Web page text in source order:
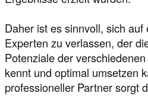
Daher ist es sinnvoll, sich auf
Experten zu verlassen, der
Potenziale der
kennt und optimal umsetzen
professioneller Partner sorgt